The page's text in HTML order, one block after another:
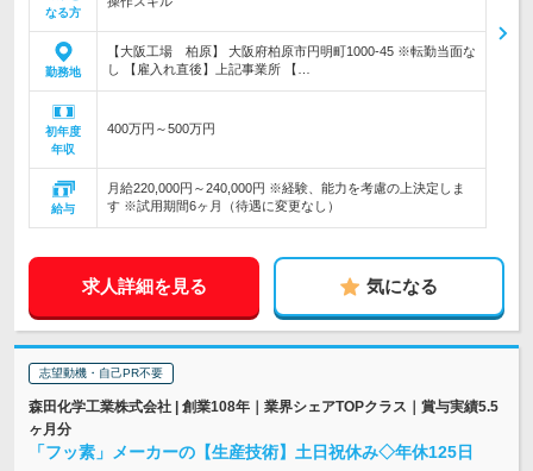
なる方
勤務地
【大阪工場 柏原】 大阪府柏原市円明町1000-45 ※転勤当面な
し 【雇入れ直後】上記事業所 【…
初年度
年収
400万円～500万円
給与
月給220,000円～240,000円 ※経験、能力を考慮の上決定しま
す ※試用期間6ヶ月（待遇に変更なし）
求人詳細を見る 気になる
志望動機・自己PR不要
森田化学工業株式会社 | 創業108年｜業界シェアTOPクラス｜賞与実績5.5
ヶ月分
「フッ素」メーカーの【生産技術】土日祝休み◇年休125日